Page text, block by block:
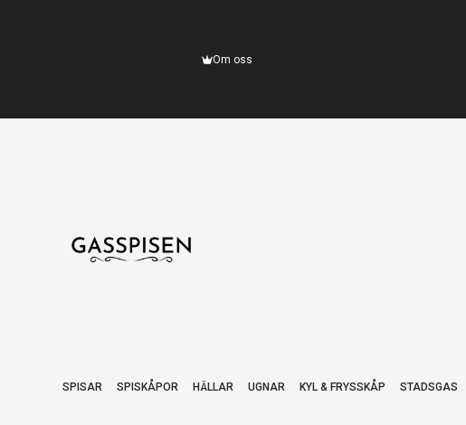
Om oss
SPISAR SPISKÅPOR HÄLLAR UGNAR KYL & FRYSSKÅP STADSGAS